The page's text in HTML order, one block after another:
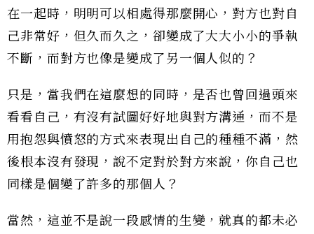
在一起時，明明可以相處得那麼開心，對方也對自
己非常好，但久而久之，卻變成了大大小小的爭執
不斷，而對方也像是變成了另一個人似的？
只是，當我們在這麼想的同時，是否也曾回過頭來
看看自己，有沒有試圖好好地與對方溝通，而不是
用抱怨與憤怒的方式來表現出自己的種種不滿，然
後根本沒有發現，說不定對於對方來說，你自己也
同樣是個變了許多的那個人？
當然，這並不是說一段感情的生變，就真的都未必